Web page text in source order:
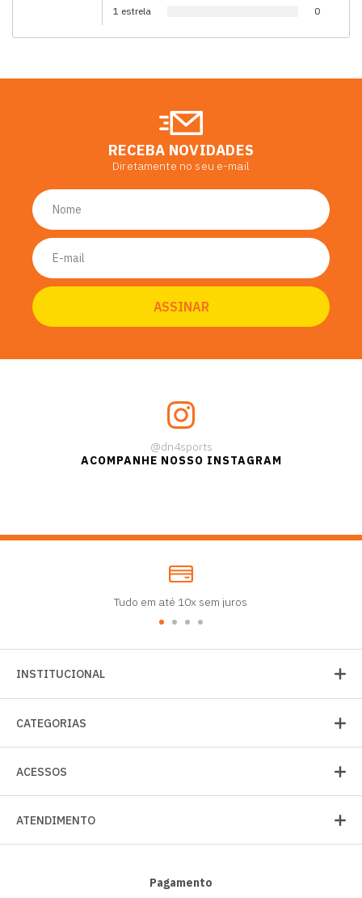
1 estrela
0
RECEBA NOVIDADES
Diretamente no seu e-mail
@dn4sports
ACOMPANHE NOSSO INSTAGRAM
Tudo em até 10x sem juros
INSTITUCIONAL
CATEGORIAS
ACESSOS
ATENDIMENTO
Pagamento